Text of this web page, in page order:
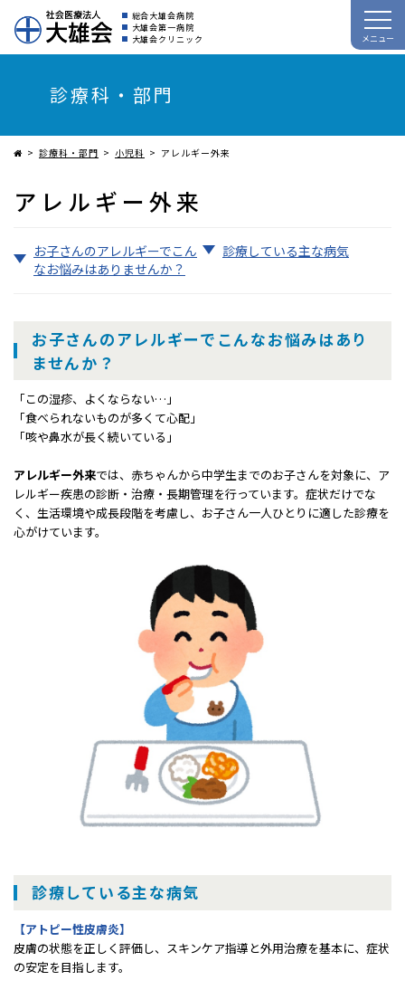
総合大雄会病院
大雄会第一病院
大雄会クリニック
メニュー
診療科・部門
診療科・部門 小児科 アレルギー外来
アレルギー外来
お子さんのアレルギーでこん
なお悩みはありませんか？
診療している主な病気
お子さんのアレルギーでこんなお悩みはあり
ませんか？
「この湿疹、よくならない…」
「食べられないものが多くて心配」
「咳や鼻水が長く続いている」
アレルギー外来では、赤ちゃんから中学生までのお子さんを対象に、ア
レルギー疾患の診断・治療・長期管理を行っています。症状だけでな
く、生活環境や成長段階を考慮し、お子さん一人ひとりに適した診療を
心がけています。
診療している主な病気
【アトピー性皮膚炎】
皮膚の状態を正しく評価し、スキンケア指導と外用治療を基本に、症状
の安定を目指します。